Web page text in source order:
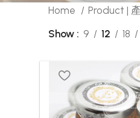
Home Product |
Show
9 12 18